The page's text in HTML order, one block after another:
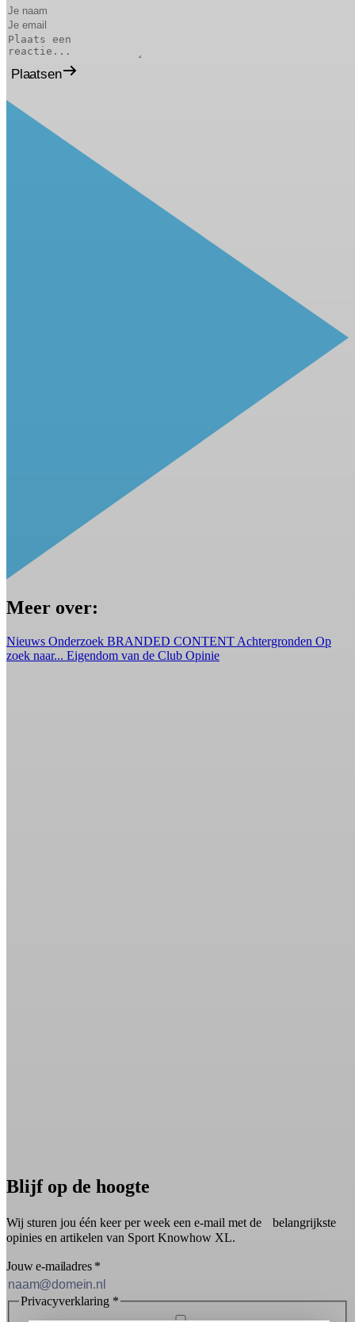
Plaatsen
Meer over:
Nieuws Onderzoek BRANDED CONTENT Achtergronden Op
zoek naar... Eigendom van de Club Opinie
Blijf op de hoogte
Wij sturen jou één keer per week een e-mail met de belangrijkste
opinies en artikelen van Sport Knowhow XL.
Jouw e-mailadres *
Privacyverklaring *